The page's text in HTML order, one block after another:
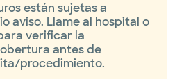
están sujetas a
aviso. Llame al hospital o
verificar la
antes de
procedimiento.